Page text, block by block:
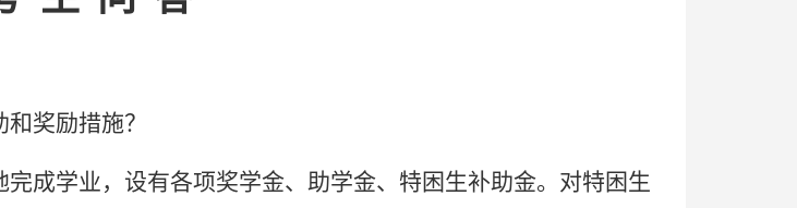
奖励措施？
成学业，设有各项奖学金、助学金、特困生补助金。对特困生